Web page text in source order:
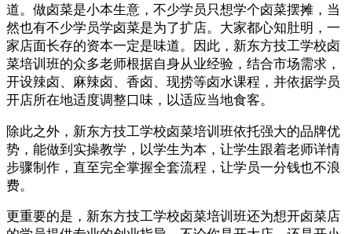
道。做卤菜是小本生意，不少学员只想学个卤菜摆摊，当
然也有不少学员学卤菜是为了扩店。大家都心知肚明，一
家店面长存的资本一定是味道。因此，新东方技工学校卤
菜培训班的众多老师根据自身从业经验，结合市场需求，
开设辣卤、麻辣卤、香卤、现捞等卤水课程，并依据学员
开店所在地适度调整口味，以适应当地食客。
除此之外，新东方技工学校卤菜培训班依托强大的品牌优
势，能做到实操教学，以学生为本，让学生跟着老师详情
步骤制作，直至完全掌握全套流程，让学员一分钱也不浪
费。
更重要的是，新东方技工学校卤菜培训班还为想开卤菜店